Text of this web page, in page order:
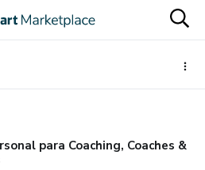
para Coaching, Coaches &